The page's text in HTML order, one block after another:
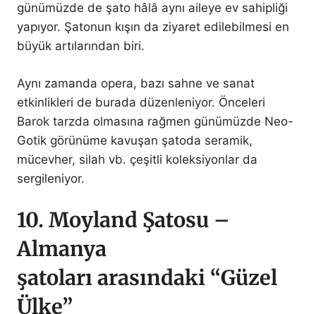
günümüzde de şato hâlâ aynı aileye ev sahipliği
yapıyor. Şatonun kışın da ziyaret edilebilmesi en
büyük artılarından biri.
Aynı zamanda opera, bazı sahne ve sanat
etkinlikleri de burada düzenleniyor. Önceleri
Barok tarzda olmasına rağmen günümüzde Neo-
Gotik görünüme kavuşan şatoda seramik,
mücevher, silah vb. çeşitli koleksiyonlar da
sergileniyor.
10. Moyland Şatosu –
Almanya
şatoları arasındaki “Güzel
Ülke”